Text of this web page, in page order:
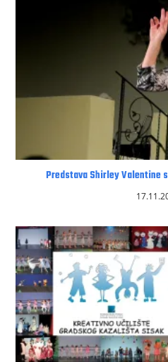
Predstava Shirley Valentine